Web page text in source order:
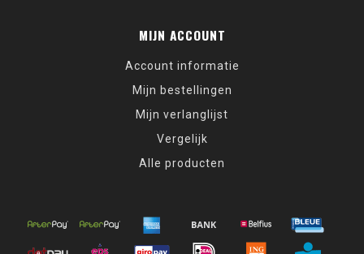
MIJN ACCOUNT
Account informatie
Mijn bestellingen
Mijn verlanglijst
Vergelijk
Alle producten